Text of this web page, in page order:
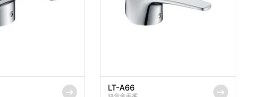
LT-A66